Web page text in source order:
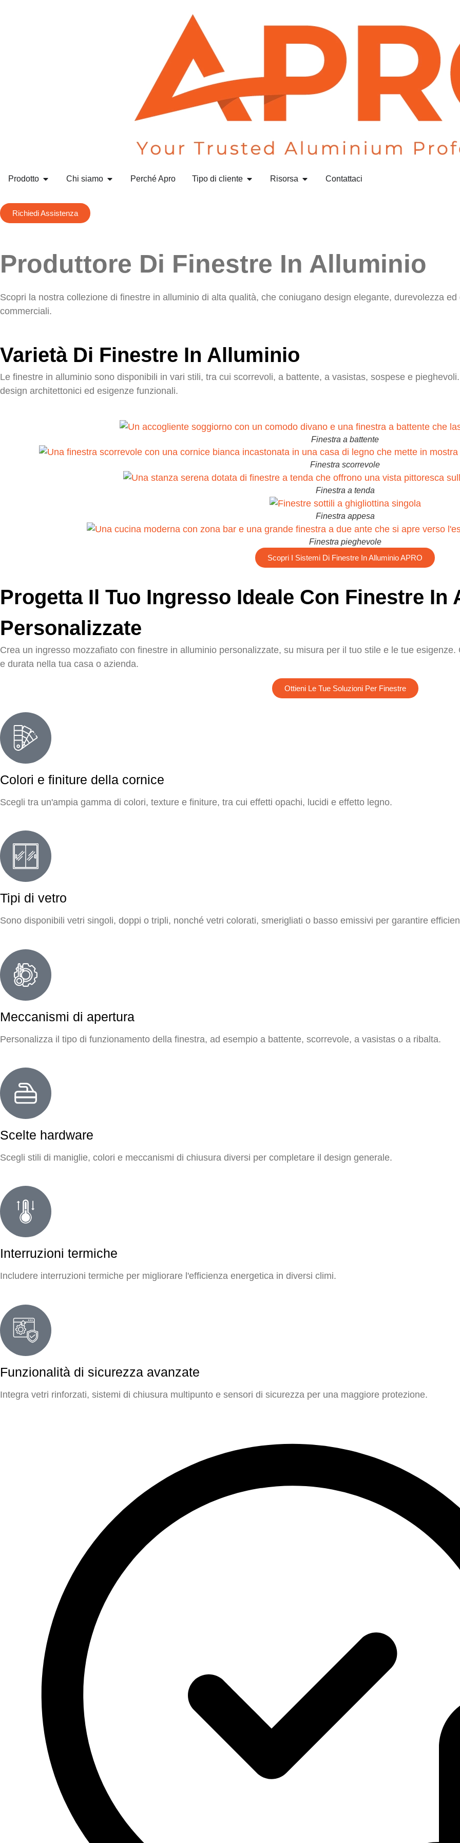
Prodotto Chi siamo Perché Apro Tipo di cliente Risorsa Contattaci
Richiedi Assistenza
Produttore Di Finestre In Alluminio
Scopri la nostra collezione di finestre in alluminio di alta qualità, che coniugano design elegante, durevolezza
commerciali.
Varietà Di Finestre In Alluminio
Le finestre in alluminio sono disponibili in vari stili, tra cui scorrevoli, a battente, a vasistas, sospese e
design architettonici ed esigenze funzionali.
Finestra a battente
Finestra scorrevole
Finestra a tenda
Finestra appesa
Finestra pieghevole
Scopri I Sistemi Di Finestre In Alluminio APRO
Progetta Il Tuo Ingresso Ideale Con Finestre In
Personalizzate
Crea un ingresso mozzafiato con finestre in alluminio personalizzate, su misura per il tuo stile e le tue
e durata nella tua casa o azienda.
Ottieni Le Tue Soluzioni Per Finestre
Colori e finiture della cornice
Scegli tra un'ampia gamma di colori, texture e finiture, tra cui effetti opachi, lucidi e effetto legno.
Tipi di vetro
Sono disponibili vetri singoli, doppi o tripli, nonché vetri colorati, smerigliati o basso emissivi per garantire
Meccanismi di apertura
Personalizza il tipo di funzionamento della finestra, ad esempio a battente, scorrevole, a vasistas o a ribalta.
Scelte hardware
Scegli stili di maniglie, colori e meccanismi di chiusura diversi per completare il design generale.
Interruzioni termiche
Includere interruzioni termiche per migliorare l'efficienza energetica in diversi climi.
Funzionalità di sicurezza avanzate
Integra vetri rinforzati, sistemi di chiusura multipunto e sensori di sicurezza per una maggiore protezione.